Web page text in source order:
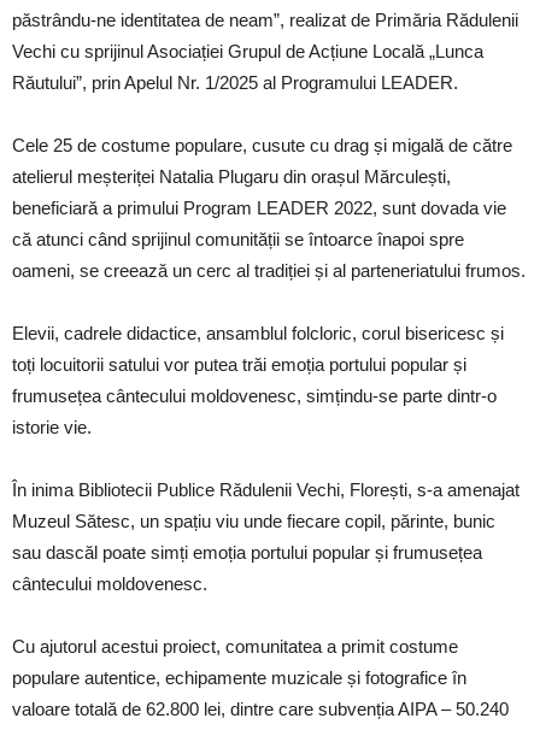
păstrându-ne identitatea de neam”, realizat de Primăria Rădulenii
Vechi cu sprijinul Asociației Grupul de Acțiune Locală „Lunca
Răutului”, prin Apelul Nr. 1/2025 al Programului LEADER.
Cele 25 de costume populare, cusute cu drag și migală de către
atelierul meșteriței Natalia Plugaru din orașul Mărculești,
beneficiară a primului Program LEADER 2022, sunt dovada vie
că atunci când sprijinul comunității se întoarce înapoi spre
oameni, se creează un cerc al tradiției și al parteneriatului frumos.
Elevii, cadrele didactice, ansamblul folcloric, corul bisericesc și
toți locuitorii satului vor putea trăi emoția portului popular și
frumusețea cântecului moldovenesc, simțindu-se parte dintr-o
istorie vie.
În inima Bibliotecii Publice Rădulenii Vechi, Florești, s-a amenajat
Muzeul Sătesc, un spațiu viu unde fiecare copil, părinte, bunic
sau dascăl poate simți emoția portului popular și frumusețea
cântecului moldovenesc.
Cu ajutorul acestui proiect, comunitatea a primit costume
populare autentice, echipamente muzicale și fotografice în
valoare totală de 62.800 lei, dintre care subvenția AIPA – 50.240